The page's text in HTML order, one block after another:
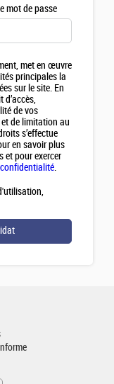
mot de passe
met en œuvre
principales la
sur le site. En
d’accès,
de vos
de limitation au
s’effectue
en savoir plus
et pour exercer
.